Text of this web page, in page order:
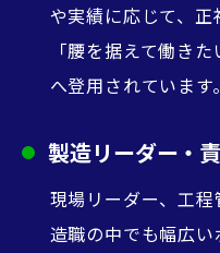
や実績に応じて、正
「腰を据えて働き
へ登用されています。
製造リーダー・
現場リーダー、工
造職の中でも幅広い